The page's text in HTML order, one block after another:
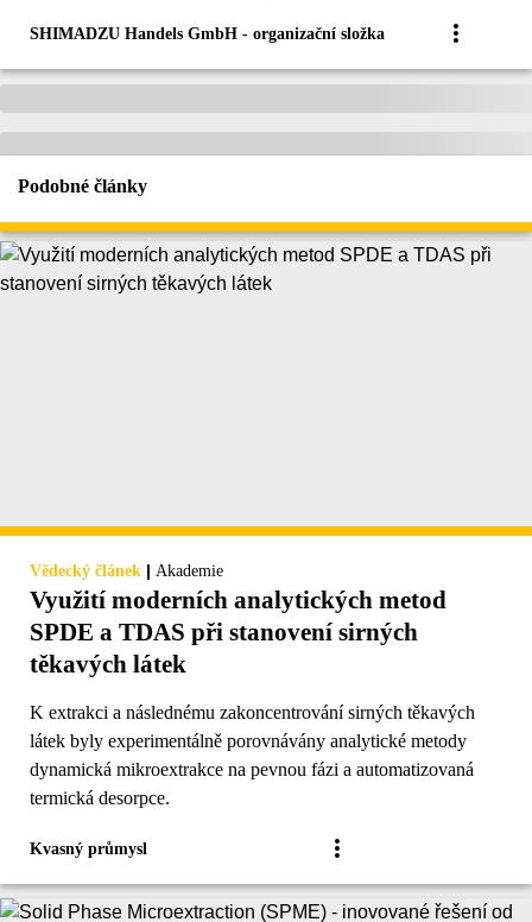
SHIMADZU Handels GmbH - organizační složka
Podobné články
Vědecký článek | Akademie
Využití moderních analytických metod
SPDE a TDAS při stanovení sirných
těkavých látek
K extrakci a následnému zakoncentrování sirných těkavých
látek byly experimentálně porovnávány analytické metody
dynamická mikroextrakce na pevnou fázi a automatizovaná
termická desorpce.
Kvasný průmysl